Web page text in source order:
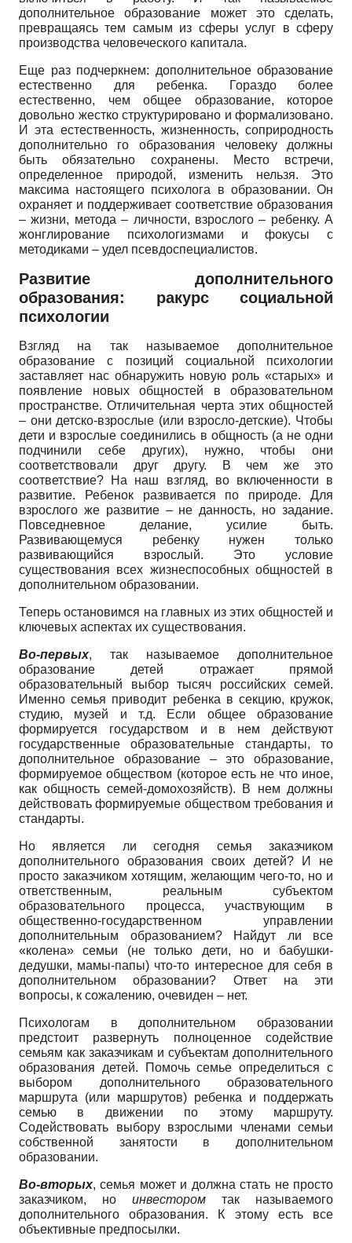
дополнительное образование может это сделать,
превращаясь тем самым из сферы услуг в сферу
производства человеческого капитала.
Еще раз подчеркнем: дополнительное образование
естественно для ребенка. Гораздо более
естественно, чем общее образование, которое
довольно жестко структурировано и формализовано.
И эта естественность, жизненность, соприродность
дополнительно го образования человеку должны
быть обязательно сохранены. Место встречи,
определенное природой, изменить нельзя. Это
максима настоящего психолога в образовании. Он
охраняет и поддерживает соответствие образования
– жизни, метода – личности, взрослого – ребенку. А
жонглирование психологизмами и фокусы с
методиками – удел псевдоспециалистов.
Развитие дополнительного
образования: ракурс социальной
психологии
Взгляд на так называемое дополнительное
образование с позиций социальной психологии
заставляет нас обнаружить новую роль «старых» и
появление новых общностей в образовательном
пространстве. Отличительная черта этих общностей
– они детско-взрослые (или взросло-детские). Чтобы
дети и взрослые соединились в общность (а не одни
подчинили себе других), нужно, чтобы они
соответствовали друг другу. В чем же это
соответствие? На наш взгляд, во включенности в
развитие. Ребенок развивается по природе. Для
взрослого же развитие – не данность, но задание.
Повседневное делание, усилие быть.
Развивающемуся ребенку нужен только
развивающийся взрослый. Это условие
существования всех жизнеспособных общностей в
дополнительном образовании.
Теперь остановимся на главных из этих общностей и
ключевых аспектах их существования.
Во-первых, так называемое дополнительное
образование детей отражает прямой
образовательный выбор тысяч российских семей.
Именно семья приводит ребенка в секцию, кружок,
студию, музей и т.д. Если общее образование
формируется государством и в нем действуют
государственные образовательные стандарты, то
дополнительное образование – это образование,
формируемое обществом (которое есть не что иное,
как общность семей-домохозяйств). В нем должны
действовать формируемые обществом требования и
стандарты.
Но является ли сегодня семья заказчиком
дополнительного образования своих детей? И не
просто заказчиком хотящим, желающим чего-то, но и
ответственным, реальным субъектом
образовательного процесса, участвующим в
общественно-государственном управлении
дополнительным образованием? Найдут ли все
«колена» семьи (не только дети, но и бабушки-
дедушки, мамы-папы) что-то интересное для себя в
дополнительном образовании? Ответ на эти
вопросы, к сожалению, очевиден – нет.
Психологам в дополнительном образовании
предстоит развернуть полноценное содействие
семьям как заказчикам и субъектам дополнительного
образования детей. Помочь семье определиться с
выбором дополнительного образовательного
маршрута (или маршрутов) ребенка и поддержать
семью в движении по этому маршруту.
Содействовать выбору взрослыми членами семьи
собственной занятости в дополнительном
образовании.
Во-вторых, семья может и должна стать не просто
заказчиком, но инвестором так называемого
дополнительного образования. К этому есть все
объективные предпосылки.